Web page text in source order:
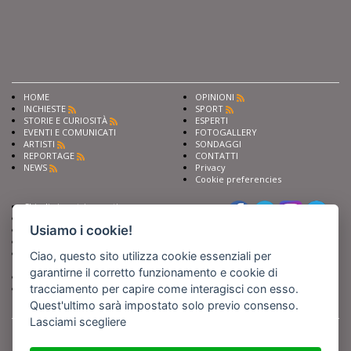
HOME
INCHIESTE
STORIE E CURIOSITÀ
EVENTI E COMUNICATI
ARTISTI
REPORTAGE
NEWS
OPINIONI
SPORT
ESPERTI
FOTOGALLERY
SONDAGGI
CONTATTI
Privacy
Cookie preferencies
Chiedi ai nostri esperti
Fai pubblicità con noi
Iscriviti al nostro corso di
giornalismo
Compra i nostri libri
Entra in Barinedita Map
Copyright BARIREPORT s.a.s. All rights reserved - Tutte le fotografie recanti il
Usiamo i cookie!
Ciao, questo sito utilizza cookie essenziali per
garantirne il corretto funzionamento e cookie di
tracciamento per capire come interagisci con esso.
Quest'ultimo sarà impostato solo previo consenso.
Lasciami scegliere